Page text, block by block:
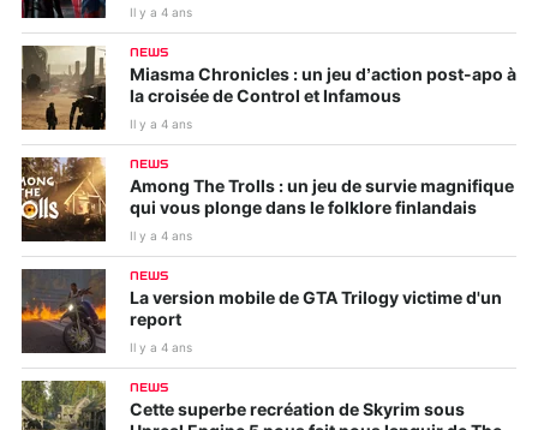
Il y a 4 ans
NEWS
Miasma Chronicles : un jeu d’action post-apo à
la croisée de Control et Infamous
Il y a 4 ans
NEWS
Among The Trolls : un jeu de survie magnifique
qui vous plonge dans le folklore finlandais
Il y a 4 ans
NEWS
La version mobile de GTA Trilogy victime d'un
report
Il y a 4 ans
NEWS
Cette superbe recréation de Skyrim sous